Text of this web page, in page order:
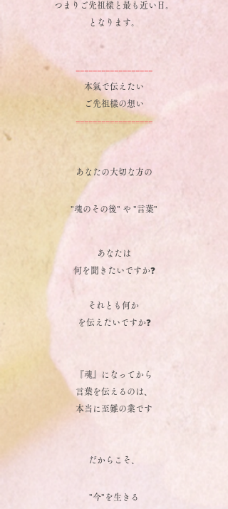
つまりご先祖樣と最も近い日。
となります。
==================
本氣で伝えたい
ご先祖樣の想い
==================
あなたの大切な方の
"魂のその後" や "言葉"
あなたは
何を聞きたいですか❓
それとも何か
を伝えたいですか❓
『魂』になってから
言葉を伝えるのは、
本当に至難の業です
だからこそ、
"今"を生きる